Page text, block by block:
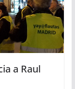
a Raul